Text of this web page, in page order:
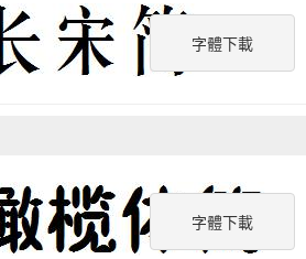
字體下載
字體下載